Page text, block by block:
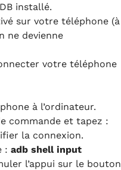
installé.
sur votre téléphone (à
ne devienne
votre téléphone
à l’ordinateur.
commande et tapez :
la connexion.
: adb shell input
l’appui sur le bouton